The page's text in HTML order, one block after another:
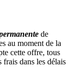
de
au moment de la
cette offre, tous
frais dans les délais